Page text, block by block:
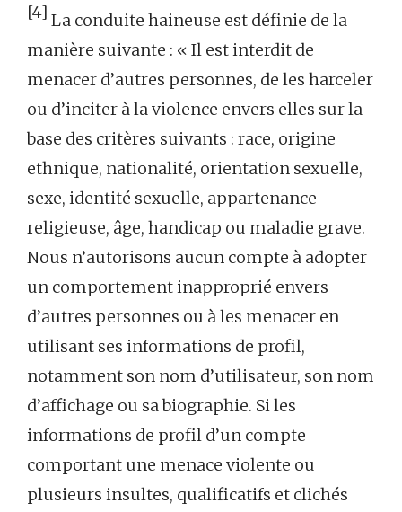
[4] La conduite haineuse est définie de la
manière suivante : « Il est interdit de
menacer d’autres personnes, de les harceler
ou d’inciter à la violence envers elles sur la
base des critères suivants : race, origine
ethnique, nationalité, orientation sexuelle,
sexe, identité sexuelle, appartenance
religieuse, âge, handicap ou maladie grave.
Nous n’autorisons aucun compte à adopter
un comportement inapproprié envers
d’autres personnes ou à les menacer en
utilisant ses informations de profil,
notamment son nom d’utilisateur, son nom
d’affichage ou sa biographie. Si les
informations de profil d’un compte
comportant une menace violente ou
plusieurs insultes, qualificatifs et clichés